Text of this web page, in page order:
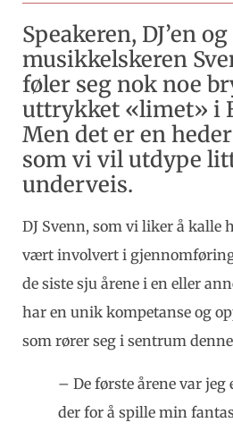
Speakeren, DJ’en og
musikkelskeren
føler seg nok noe
uttrykket «limet» i
Men det er en
som vi vil utdype
underveis.
DJ Svenn, som vi liker å kalle
vært involvert i
de siste sju årene i en eller
har en unik kompetanse og
som rører seg i sentrum
– De første årene var
der for å spille min